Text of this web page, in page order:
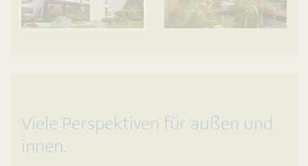
Viele Perspektiven für außen und
innen.